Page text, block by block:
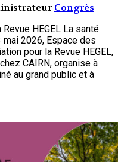
Congrès
HEGEL La santé
2026, Espace des
pour la Revue HEGEL,
CAIRN, organise à
au grand public et à